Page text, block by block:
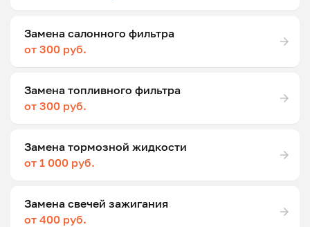
Замена салонного фильтра
от 300 руб.
Замена топливного фильтра
от 300 руб.
Замена тормозной жидкости
от 1 000 руб.
Замена свечей зажигания
от 400 руб.